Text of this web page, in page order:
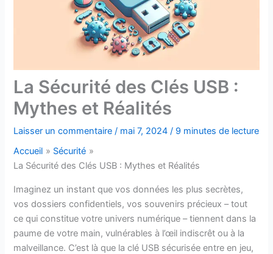
La Sécurité des Clés USB :
Mythes et Réalités
Laisser un commentaire / mai 7, 2024/ 9 minutes de lecture
Accueil
Sécurité
La Sécurité des Clés USB : Mythes et Réalités
Imaginez un instant que vos données les plus secrètes,
vos dossiers confidentiels, vos souvenirs précieux – tout
ce qui constitue votre univers numérique – tiennent dans la
paume de votre main, vulnérables à l’œil indiscrêt ou à la
malveillance. C’est là que la clé USB sécurisée entre en jeu,